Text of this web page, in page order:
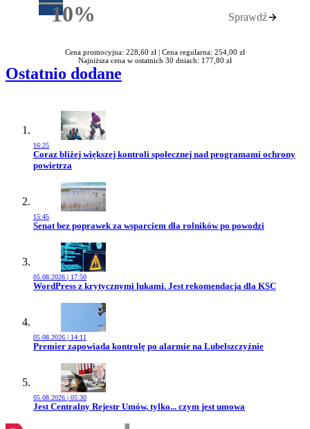
10%Rabatu Sprawdź
Cena promocyjna: 228,60 zł | Cena regularna: 254,00 zł
Najniższa cena w ostatnich 30 dniach: 177,80 zł
Ostatnio dodane
16:25
Przejdź do artykułu:
Coraz bliżej większej kontroli społecznej nad programami ochrony
powietrza
15:45
Przejdź do artykułu:
Senat bez poprawek za wsparciem dla rolników po powodzi
05.08.2026 | 17:50
Przejdź do artykułu:
WordPress z krytycznymi lukami. Jest rekomendacja dla KSC
05.08.2026 | 14:11
Przejdź do artykułu:
Premier zapowiada kontrolę po alarmie na Lubelszczyźnie
05.08.2026 | 05:30
Przejdź do artykułu:
Jest Centralny Rejestr Umów, tylko... czym jest umowa